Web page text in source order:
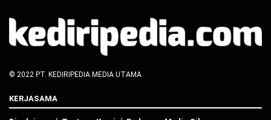
© 2022 PT. KEDIRIPEDIA MEDIA UTAMA
KERJASAMA